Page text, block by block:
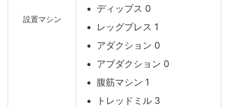
設置マシン
ディップス 0
レッグプレス 1
アダクション 0
アブダクション 0
腹筋マシン 1
トレッドミル 3